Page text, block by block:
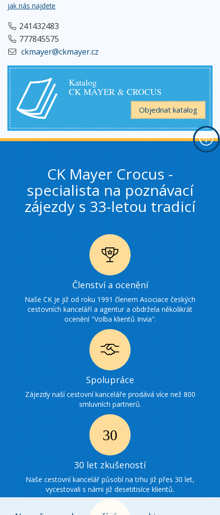
jak nás najdete
241432483
777845575
ckmayer@ckmayer.cz
Katalog
CK MAYER & CROCUS
Objednat katalog
CK Mayer Crocus -
specialista na poznávací
zájezdy s 33-letou tradicí
Ikonka
ocenění
Členství a ocenění
Naše CK je již od roku 1991 členem Asociace českých
cestovních kanceláří a agentur a obdržela několikrát
ocenění "Volba klientů Invia".
Ikonka
spolupráce
Spolupráce
Zájezdy naší cestovní kanceláře prodává více než 800
smluvních partnerů.
30 Ikonka
zkušenosti
30 let zkušeností
Naše cestovní kancelář působí na trhu již přes 30 let,
vycestovali s námi již desetitisíce klientů.